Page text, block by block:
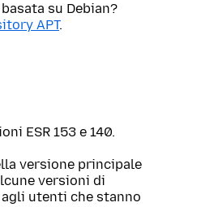
su Debian?
APT.
ESR 153 e 140.
versione principale
versioni di
agli utenti che stanno